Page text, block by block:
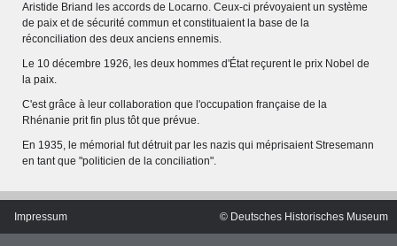
MERIANS DEUTSCHLAND 1642 - 1654
Interaktive Karte
Impressum
Aristide Briand les accords de Locarno. Ceux-ci prévoyaient un système
de paix et de sécurité commun et constituaient la base de la
réconciliation des deux anciens ennemis.
Le 10 décembre 1926, les deux hommes d'État reçurent le prix Nobel de
la paix.
C'est grâce à leur collaboration que l'occupation française de la
Rhénanie prit fin plus tôt que prévue.
En 1935, le mémorial fut détruit par les nazis qui méprisaient Stresemann
en tant que "politicien de la conciliation".
Impressum © Deutsches Historisches Museum